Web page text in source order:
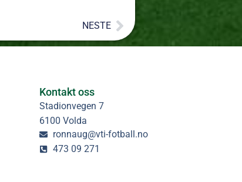
NESTE
Kontakt oss
Stadionvegen 7
6100 Volda
ronnaug@vti-fotball.no
473 09 271